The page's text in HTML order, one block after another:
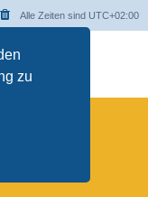
zu
Alle Zeiten sind UTC+02:00
Limited